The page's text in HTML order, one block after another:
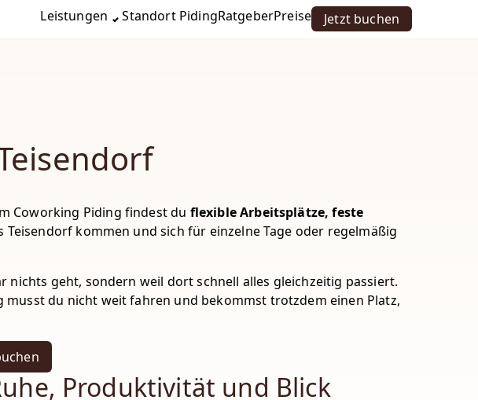
Leistungen Standort PidingRatgeberPreise Jetzt buchen
Coworking Piding findest du flexible Arbeitsplätze, feste
kommen und sich für einzelne Tage oder regelmäßig
geht, sondern weil dort schnell alles gleichzeitig passiert.
du nicht weit fahren und bekommst trotzdem einen Platz,
Produktivität und Blick